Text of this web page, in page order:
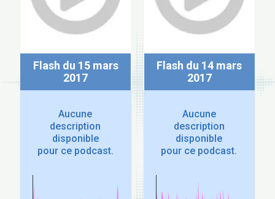
Flash du 15 mars
2017
Aucune
description
disponible
pour ce podcast.
Flash du 14 mars
2017
Aucune
description
disponible
pour ce podcast.